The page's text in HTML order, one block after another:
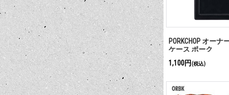
PORKCHOP オー
ケース ポーク
1,100円 (税込)